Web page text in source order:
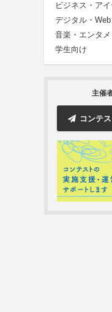
ビジネス・ア
デジタル・Web
音楽・エンタ
学生向け
主催
コンテ